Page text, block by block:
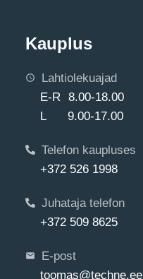
Kauplus
Lahtiolekuajad
E-R 8.00-18.00
L 9.00-17.00
Telefon kaupluses
+372 526 1998
Juhataja telefon
+372 509 8625
E-post
toomas@techne.ee